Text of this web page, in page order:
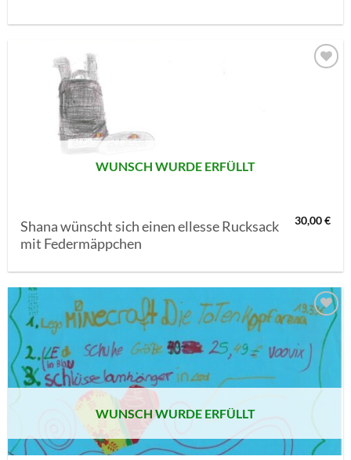
WUNSCH WURDE ERFÜLLT
Shana wünscht sich einen ellesse Rucksack
mit Federmäppchen
30,00€
AUF MEINE
MERKLISTE
SETZEN
WUNSCH WURDE ERFÜLLT